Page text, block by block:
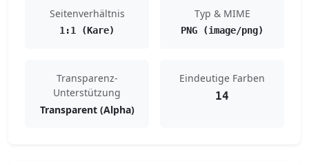
Seitenverhältnis
1:1 (Kare)
Typ & MIME
PNG (image/png)
Transparenz-
Unterstützung
Transparent (Alpha)
Eindeutige Farben
14